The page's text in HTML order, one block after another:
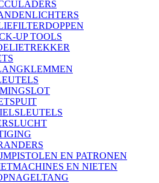
UP TOOLS
EN PATRONEN
EN NIETEN